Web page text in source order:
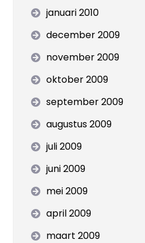
januari 2010
december 2009
november 2009
oktober 2009
september 2009
augustus 2009
juli 2009
juni 2009
mei 2009
april 2009
maart 2009